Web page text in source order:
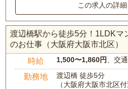
この求人の詳
渡辺橋駅から徒歩5分！1LDKマ
のお仕事（大阪府大阪市北区）
時給 1,500〜1,860円 、交
勤務地
渡辺橋 徒歩5分
（大阪府大阪市北区付